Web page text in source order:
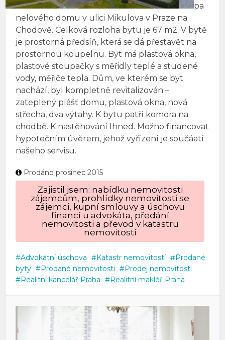
pa
nelového domu v ulici Mikulova v Praze na
Chodově. Celková rozloha bytu je 67 m2. V bytě
je prostorná předsíň, která se dá přestavět na
prostornou koupelnu. Byt má plastová okna,
plastové stoupačky s měřidly teplé a studené
vody, měřiče tepla. Dům, ve kterém se byt
nachází, byl kompletně revitalizován –
zateplený plášť domu, plastová okna, nová
střecha, dva výtahy. K bytu patří komora na
chodbě. K nastěhování Ihned. Možno financovat
hypotečním úvěrem, jehož vyřízení je součáatí
našeho servisu.
Prodáno prosinec 2015
Zajistil jsem: nabídku nemovitosti
zájemcům, prohlídky nemovitosti se
zájemci, kupní smlouvy a úschovu
financí u advokáta, předání
nemovitosti a převod v katastru
nemovitostí
Advokátní úschova Katastr nemovitostí
Prodané
byty
Prodané nemovitosti
Prodej nemovitosti
Realitní kancelář Praha
Realitní makléř Praha